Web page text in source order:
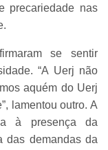
precariedade nas
se sentir
“A Uerj não
aquém do Uerj
lamentou outro. A
à presença da
das demandas da